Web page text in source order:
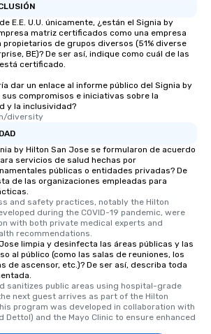
E.E. U.U. únicamente, ¿están el Signia by
matriz certificados como una empresa
propietarios de grupos diversos (51% diverse
BE)? De ser así, indique como cuál de las
certificado.
dar un enlace al informe público del Signia by
compromisos e iniciativas sobre la
y la inclusividad?
diversity
by Hilton San Jose se formularon de acuerdo
servicios de salud hechas por
públicas o entidades privadas? De
de las organizaciones empleadas para
and safety practices, notably the Hilton
during the COVID-19 pandemic, were
with both private medical experts and
recommendations.
limpia y desinfecta las áreas públicas y las
al público (como las salas de reuniones, los
de ascensor, etc.)? De ser así, describa toda
sanitizes public areas using hospital-grade
next guest arrives as part of the Hilton
program was developed in collaboration with
Dettol) and the Mayo Clinic to ensure enhanced